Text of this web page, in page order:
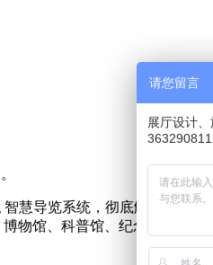
慧导览系统，彻底解决了传统
物馆、科普馆、纪念馆、多媒
请您留言
展厅设计